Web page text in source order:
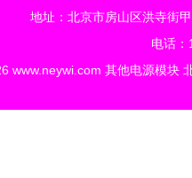
地址：北京市房山区洪寺街
电话
www.neywi.com 其他电源模块